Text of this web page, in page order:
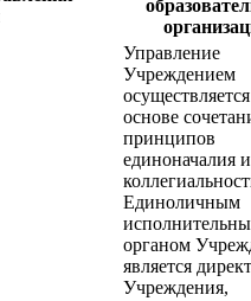
Управление
Учреждением
основе
принципов
единоначалия и
Единоличным
органом
является
Учреждения,